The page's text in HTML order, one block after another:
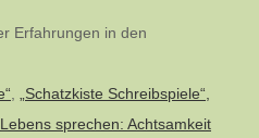
Erfahrungen in den
„Schatzkiste Schreibspiele“,
sprechen: Achtsamkeit